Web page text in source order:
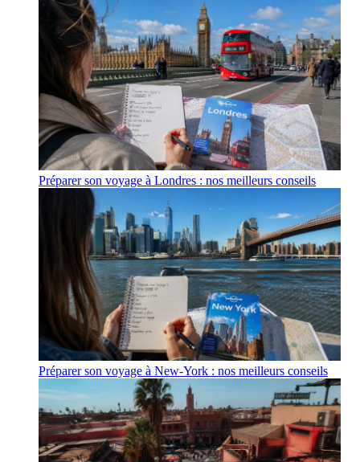
Préparer son voyage à Londres : nos meilleurs conseils
Préparer son voyage à New-York : nos meilleurs conseils